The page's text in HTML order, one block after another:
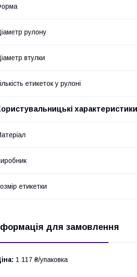
рулону
втулки
етикеток у рулоні
характеристики
етикетки
для замовлення
1 117 ₴/упаковка